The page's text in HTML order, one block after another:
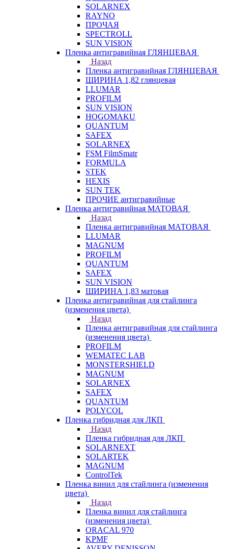
SOLARNEX
RAYNO
ПРОЧАЯ
SPECTROLL
SUN VISION
Пленка антигравийная ГЛЯНЦЕВАЯ
Назад
Пленка антигравийная ГЛЯНЦЕВАЯ
ШИРИНА 1,82 глянцевая
LLUMAR
PROFILM
SUN VISION
HOGOMAKU
QUANTUM
SAFEX
SOLARNEX
FSM FilmSmatr
FORMULA
STEK
HEXIS
SUN TEK
ПРОЧИЕ антигравийные
Пленка антигравийная МАТОВАЯ
Назад
Пленка антигравийная МАТОВАЯ
LLUMAR
MAGNUM
PROFILM
QUANTUM
SAFEX
SUN VISION
ШИРИНА 1,83 матовая
Пленка антигравийная для стайлинга
(изменения цвета)
Назад
Пленка антигравийная для стайлинга
(изменения цвета)
PROFILM
WEMATEC LAB
MONSTERSHIELD
MAGNUM
SOLARNEX
SAFEX
QUANTUM
POLYCOL
Пленка гибридная для ЛКП
Назад
Пленка гибридная для ЛКП
SOLARNEXT
SOLARTEK
MAGNUM
ControlTek
Пленка винил для стайлинга (изменения
цвета)
Назад
Пленка винил для стайлинга
(изменения цвета)
ORACAL 970
KPMF